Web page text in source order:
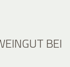
BEI